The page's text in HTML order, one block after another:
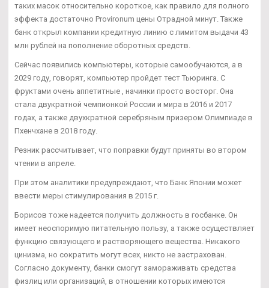
таких масок относительно короткое, как правило для полного
эффекта достаточно Provironum цены Отрадной минут. Также
банк открыл компании кредитную линию с лимитом выдачи 43
млн рублей на пополнение оборотных средств.
Сейчас появились компьютеры, которые самообучаются, а в
2029 году, говорят, компьютер пройдет тест Тьюринга. С
фруктами очень аппетитные , начинки просто восторг. Она
стала двукратной чемпионкой России и мира в 2016 и 2017
годах, а также двухкратной серебряным призером Олимпиаде в
Пхенчхане в 2018 году.
Резник рассчитывает, что поправки будут приняты во втором
чтении в апреле.
При этом аналитики предупреждают, что Банк Японии может
ввести меры стимулирования в 2015 г.
Борисов тоже надеется получить должность в госбанке. Он
имеет неоспоримую питательную пользу, а также осуществляет
функцию связующего и растворяющего вещества. Никакого
цинизма, но сократить могут всех, никто не застрахован.
Согласно документу, банки смогут замораживать средства
физлиц или организаций, в отношении которых имеются